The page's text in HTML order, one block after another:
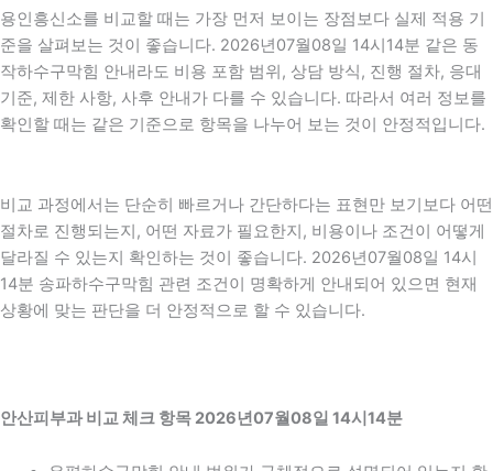
용인흥신소를 비교할 때는 가장 먼저 보이는 장점보다 실제 적용 기
준을 살펴보는 것이 좋습니다. 2026년07월08일 14시14분 같은 동
작하수구막힘 안내라도 비용 포함 범위, 상담 방식, 진행 절차, 응대
기준, 제한 사항, 사후 안내가 다를 수 있습니다. 따라서 여러 정보를
확인할 때는 같은 기준으로 항목을 나누어 보는 것이 안정적입니다.
비교 과정에서는 단순히 빠르거나 간단하다는 표현만 보기보다 어떤
절차로 진행되는지, 어떤 자료가 필요한지, 비용이나 조건이 어떻게
달라질 수 있는지 확인하는 것이 좋습니다. 2026년07월08일 14시
14분 송파하수구막힘 관련 조건이 명확하게 안내되어 있으면 현재
상황에 맞는 판단을 더 안정적으로 할 수 있습니다.
안산피부과 비교 체크 항목 2026년07월08일 14시14분